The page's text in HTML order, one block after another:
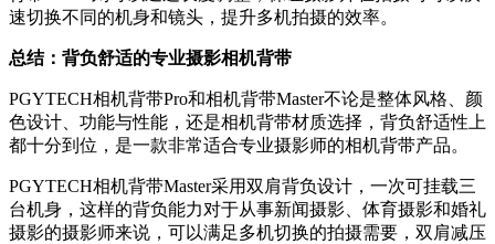
速切换不同的机身和镜头，提升多机拍摄的效率。
总结：背负舒适的专业摄影相机背带
PGYTECH相机背带Pro和相机背带Master不论是整体风格、颜
色设计、功能与性能，还是相机背带材质选择，背负舒适性上
都十分到位，是一款非常适合专业摄影师的相机背带产品。
PGYTECH相机背带Master采用双肩背负设计，一次可挂载三
台机身，这样的背负能力对于从事新闻摄影、体育摄影和婚礼
摄影的摄影师来说，可以满足多机切换的拍摄需要，双肩减压